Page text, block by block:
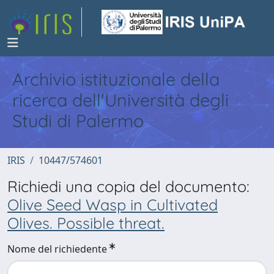
Archivio istituzionale della
ricerca dell'Università degli
Studi di Palermo
IRIS 10447/574601
Richiedi una copia del documento:
Olive Seed Wasp in Cultivated
Olives. Possible threat.
Nome del richiedente